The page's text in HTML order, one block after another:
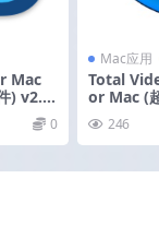
Mac
) v2.6.
0
Mac应用
Total
or Mac (
文版246